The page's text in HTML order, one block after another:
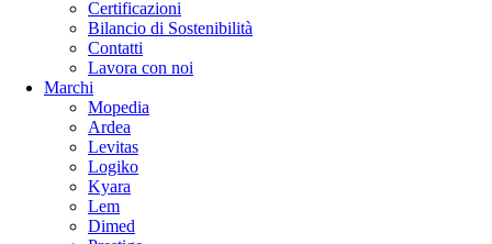
Certificazioni
Bilancio di Sostenibilità
Contatti
Lavora con noi
Marchi
Mopedia
Ardea
Levitas
Logiko
Kyara
Lem
Dimed